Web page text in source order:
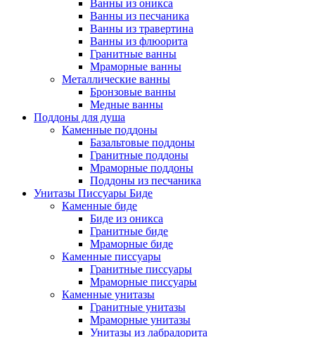
Ванны из оникса
Ванны из песчаника
Ванны из травертина
Ванны из флюорита
Гранитные ванны
Мраморные ванны
Металлические ванны
Бронзовые ванны
Медные ванны
Поддоны для душа
Каменные поддоны
Базальтовые поддоны
Гранитные поддоны
Мраморные поддоны
Поддоны из песчаника
Унитазы Писсуары Биде
Каменные биде
Биде из оникса
Гранитные биде
Мраморные биде
Каменные писсуары
Гранитные писсуары
Мраморные писсуары
Каменные унитазы
Гранитные унитазы
Мраморные унитазы
Унитазы из лабрадорита